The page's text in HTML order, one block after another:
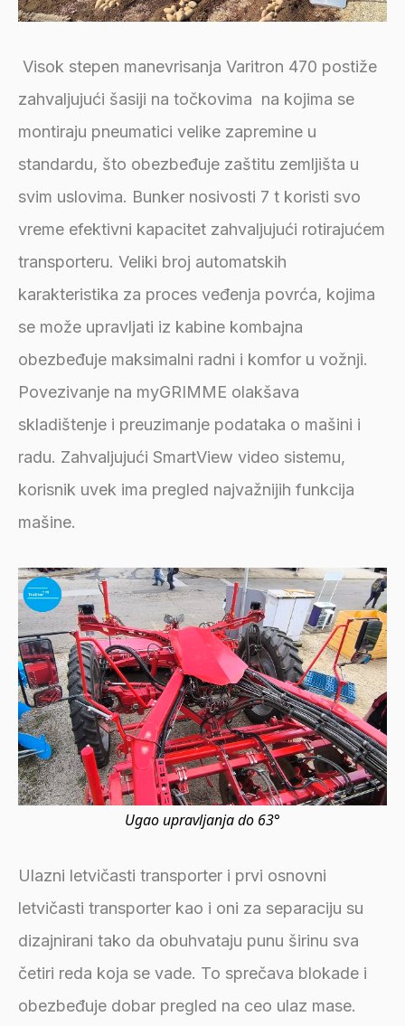
Visok stepen manevrisanja Varitron 470 postiže
zahvaljujući šasiji na točkovima na kojima se
montiraju pneumatici velike zapremine u
standardu, što obezbeđuje zaštitu zemljišta u
svim uslovima. Bunker nosivosti 7 t koristi svo
vreme efektivni kapacitet zahvaljujući rotirajućem
transporteru. Veliki broj automatskih
karakteristika za proces veđenja povrća, kojima
se može upravljati iz kabine kombajna
obezbeđuje maksimalni radni i komfor u vožnji.
Povezivanje na myGRIMME olakšava
skladištenje i preuzimanje podataka o mašini i
radu. Zahvaljujući SmartView video sistemu,
korisnik uvek ima pregled najvažnijih funkcija
mašine.
Ugao upravljanja do 63°
Ulazni letvičasti transporter i prvi osnovni
letvičasti transporter kao i oni za separaciju su
dizajnirani tako da obuhvataju punu širinu sva
četiri reda koja se vade. To sprečava blokade i
obezbeđuje dobar pregled na ceo ulaz mase.